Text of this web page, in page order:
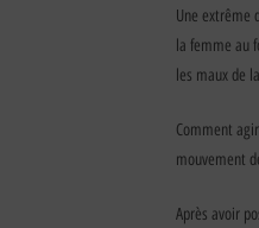
Une extrême
la femme au
les maux de
Comment
mouvement
Après avoir